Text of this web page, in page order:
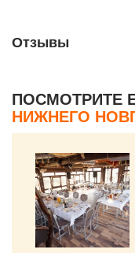
Отзывы
ПОСМОТРИТЕ
НИЖНЕГО